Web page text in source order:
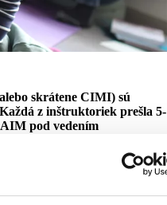
skrátene CIMI) sú
z inštruktoriek prešla 5-
pod vedením